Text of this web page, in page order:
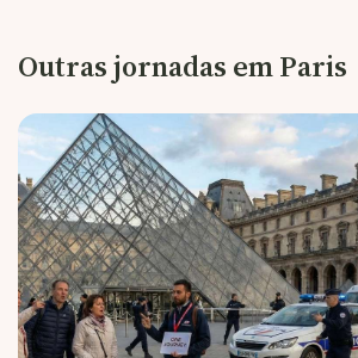
Outras jornadas em Paris